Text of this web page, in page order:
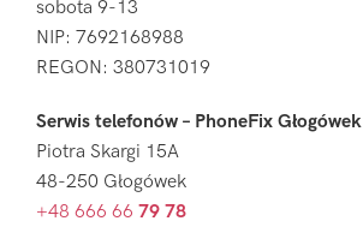
sobota 9-13
NIP: 7692168988
REGON: 380731019
Serwis telefonów – PhoneFix Głogówek
Piotra Skargi 15A
48-250 Głogówek
+48 666 66 79 78